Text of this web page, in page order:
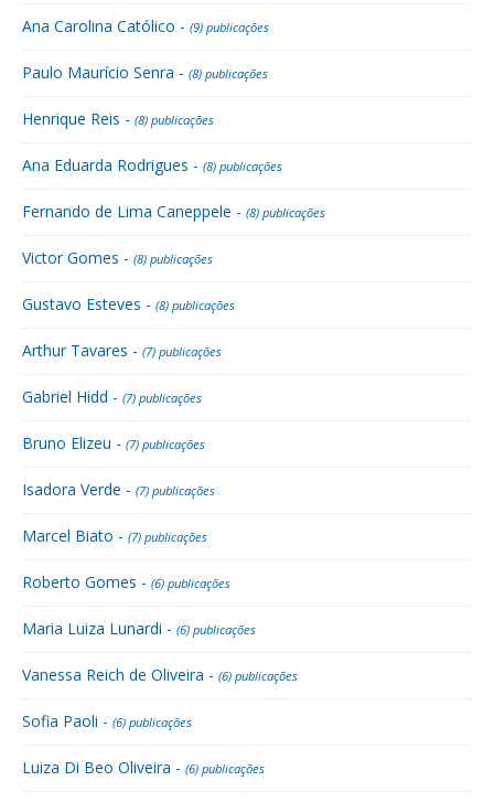
Ana Carolina Católico - (9) publicações
Paulo Maurício Senra - (8) publicações
Henrique Reis - (8) publicações
Ana Eduarda Rodrigues - (8) publicações
Fernando de Lima Caneppele - (8) publicações
Victor Gomes - (8) publicações
Gustavo Esteves - (8) publicações
Arthur Tavares - (7) publicações
Gabriel Hidd - (7) publicações
Bruno Elizeu - (7) publicações
Isadora Verde - (7) publicações
Marcel Biato - (7) publicações
Roberto Gomes - (6) publicações
Maria Luiza Lunardi - (6) publicações
Vanessa Reich de Oliveira - (6) publicações
Sofia Paoli - (6) publicações
Luiza Di Beo Oliveira - (6) publicações